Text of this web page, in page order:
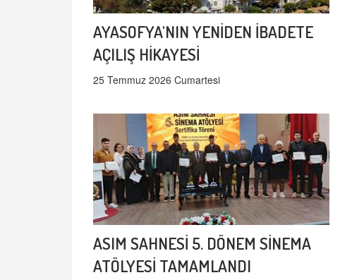
AYASOFYA'NIN YENİDEN İBADETE
AÇILIŞ HİKAYESİ
25 Temmuz 2026 Cumartesi
ASIM SAHNESİ 5. DÖNEM SİNEMA
ATÖLYESİ TAMAMLANDI